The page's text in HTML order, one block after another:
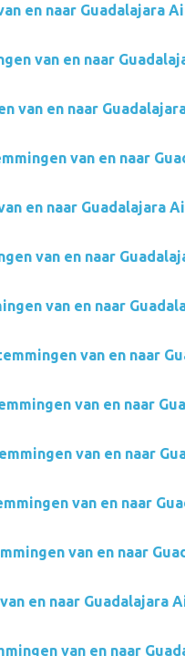
en naar Guadalajara
van en naar
van en naar
van en naar
en naar Guadalajara
van en naar
van en naar
van en naar
van en naar
van en naar
van en naar
van en naar
en naar Guadalajara
van en naar